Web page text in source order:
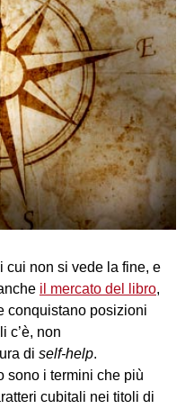
cui non si vede la fine, e
il mercato del libro,
conquistano posizioni
c’è, non
di self-help.
sono i termini che più
cubitali nei titoli di